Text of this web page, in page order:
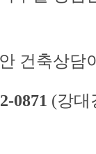
건축상담
0871 (강대